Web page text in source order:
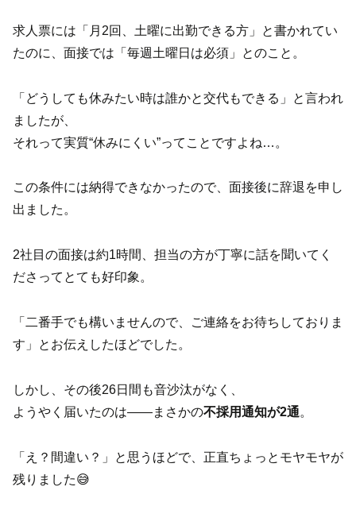
求人票には「月2回、土曜に出勤できる方」と書かれてい
たのに、面接では「毎週土曜日は必須」とのこと。
「どうしても休みたい時は誰かと交代もできる」と言われ
ましたが、
それって実質“休みにくい”ってことですよね…。
この条件には納得できなかったので、面接後に辞退を申し
出ました。
2社目の面接は約1時間、担当の方が丁寧に話を聞いてく
ださってとても好印象。
「二番手でも構いませんので、ご連絡をお待ちしておりま
す」とお伝えしたほどでした。
しかし、その後26日間も音沙汰がなく、
ようやく届いたのは——まさかの不採用通知が2通。
「え？間違い？」と思うほどで、正直ちょっとモヤモヤが
残りました😅